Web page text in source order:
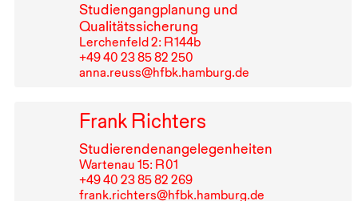
Studiengangplanung und
Qualitätssicherung
Lerchenfeld 2: R⁠ ⁠144b
+49⁠ ⁠40⁠ ⁠23⁠ ⁠85⁠ ⁠82⁠ ⁠250
anna.reuss@hfbk.hamburg.de
Frank Richters
Studierendenangelegenheiten
Wartenau 15: R⁠ ⁠01
+49⁠ ⁠40⁠ ⁠23⁠ ⁠85⁠ ⁠82⁠ ⁠269
frank.richters@hfbk.hamburg.de